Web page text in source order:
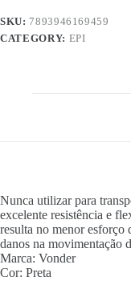
SKU: 7893946169459
CATEGORY: EPI
Nunca utilizar para
excelente resistência e
resulta no menor esforço
danos na movimentação
Marca: Vonder
Cor: Preta